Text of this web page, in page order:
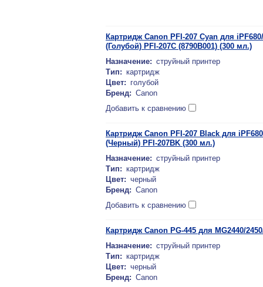
Картридж Canon PFI-207 Cyan для
(Голубой) PFI-207C (8790B001) (300 мл.)
Назначение: струйный принтер
Тип: картридж
Цвет: голубой
Бренд: Canon
Добавить к сравнению
Картридж Canon PFI-207 Black для
(Черный) PFI-207BK (300 мл.)
Назначение: струйный принтер
Тип: картридж
Цвет: черный
Бренд: Canon
Добавить к сравнению
Картридж Canon PG-445 для MG2440/
Назначение: струйный принтер
Тип: картридж
Цвет: черный
Бренд: Canon